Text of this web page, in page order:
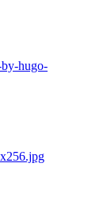
by-hugo-